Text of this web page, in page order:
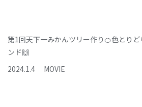
第1回天下一みかんツリー作り🍊色とり
ンド🙌
2024.1.4 MOVIE